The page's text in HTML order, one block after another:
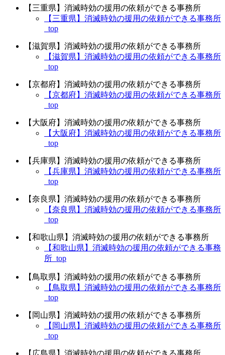
【三重県】消滅時効の援用の依頼ができる事務所
【三重県】消滅時効の援用の依頼ができる事務所
_top
【滋賀県】消滅時効の援用の依頼ができる事務所
【滋賀県】消滅時効の援用の依頼ができる事務所
_top
【京都府】消滅時効の援用の依頼ができる事務所
【京都府】消滅時効の援用の依頼ができる事務所
_top
【大阪府】消滅時効の援用の依頼ができる事務所
【大阪府】消滅時効の援用の依頼ができる事務所
_top
【兵庫県】消滅時効の援用の依頼ができる事務所
【兵庫県】消滅時効の援用の依頼ができる事務所
_top
【奈良県】消滅時効の援用の依頼ができる事務所
【奈良県】消滅時効の援用の依頼ができる事務所
_top
【和歌山県】消滅時効の援用の依頼ができる事務所
【和歌山県】消滅時効の援用の依頼ができる事務
所_top
【鳥取県】消滅時効の援用の依頼ができる事務所
【鳥取県】消滅時効の援用の依頼ができる事務所
_top
【岡山県】消滅時効の援用の依頼ができる事務所
【岡山県】消滅時効の援用の依頼ができる事務所
_top
【広島県】消滅時効の援用の依頼ができる事務所